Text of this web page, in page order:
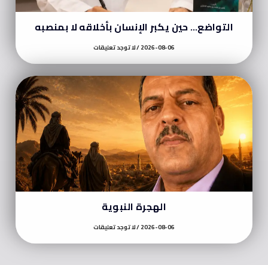
التواضع… حين يكبر الإنسان بأخلاقه لا بمنصبه
2026-08-06 لا توجد تعليقات
الهجرة النبوية
2026-08-06 لا توجد تعليقات